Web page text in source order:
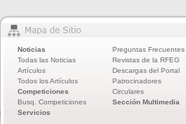
Noticias
Todas las Noticias
Artículos
Todos los Artículos
Competiciones
Busq. Competiciones
Servicios
Preguntas Frecuentes
Revistas de la RFEG
Descargas del Portal
Patrocinadores
Circulares
Sección Multimedia